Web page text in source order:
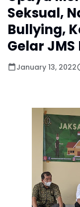
Seksual,
Bullying,
Gelar
January 13, 2022